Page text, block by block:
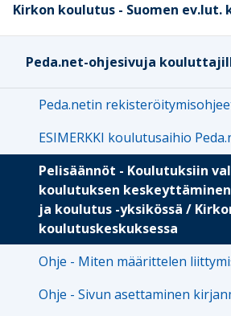
Kirkon koulutus - Suomen ev.lut.
Peda.net-ohjesivuja
Peda.netin
ESIMERKKI koulutusaihio
Pelisäännöt - Koulutuksiin
koulutuksen
ja koulutus -yksikössä /
koulutuskeskuksessa
Ohje - Miten määrittelen
Ohje - Sivun asettaminen